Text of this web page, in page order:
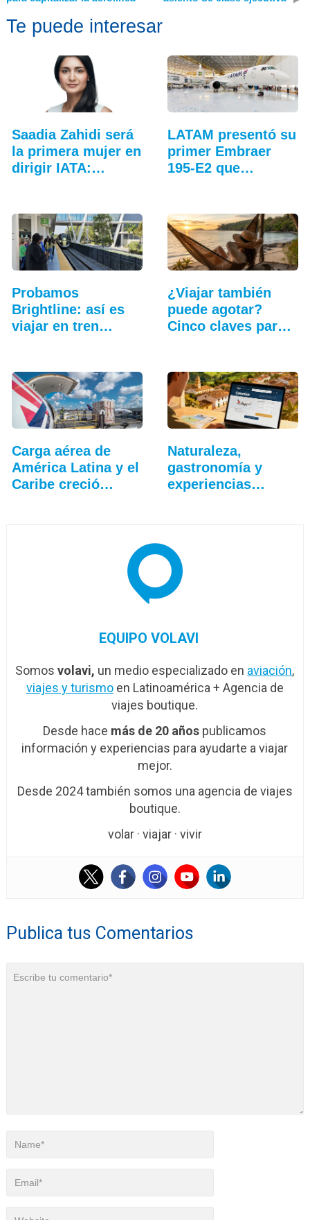
Te puede interesar
Saadia Zahidi será
la primera mujer en
dirigir IATA:…
LATAM presentó su
primer Embraer
195-E2 que
Probamos
Brightline: así es
viajar en tren
¿Viajar también
puede agotar?
Cinco claves para
Carga aérea de
América Latina y el
Caribe creció…
Naturaleza,
gastronomía y
experiencias
EQUIPO VOLAVI
Somosvolavi, un medio especializado en aviación,
viajes y turismoen Latinoamérica + Agencia de
viajes boutique.
Desde hace más de 20 años publicamos
información y experiencias para ayudarte a viajar
mejor.
Desde 2024 también somos una agencia de viajes
boutique.
volar · viajar · vivir
Publica tus Comentarios